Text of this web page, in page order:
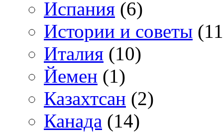
Испания (6)
Истории и советы
Италия (10)
Йемен (1)
Казахтсан (2)
Канада (14)